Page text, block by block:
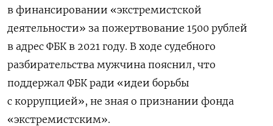
в финансировании «экстремистской
деятельности» за пожертвование 1500 рублей
в адрес ФБК в 2021 году. В ходе судебного
разбирательства мужчина пояснил, что
поддержал ФБК ради «идеи борьбы
с коррупцией», не зная о признании фонда
«экстремистским».